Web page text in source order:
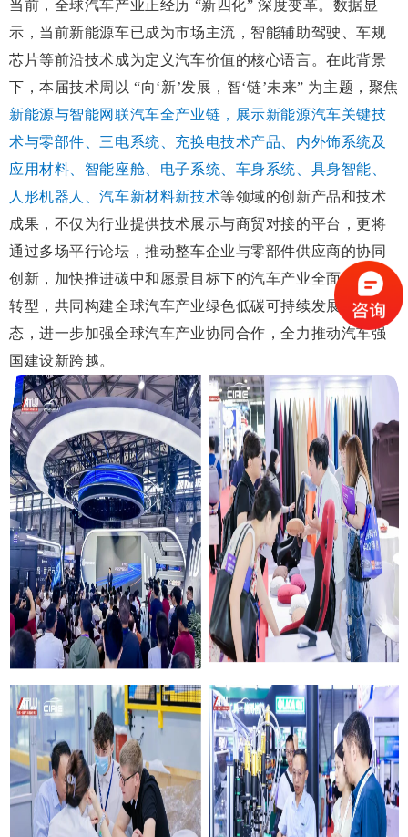
当前，全球汽车产业正经历 “新四化” 深度变革。数据显
示，当前新能源车已成为市场主流，智能辅助驾驶、车规
芯片等前沿技术成为定义汽车价值的核心语言。在此背景
下，本届技术周以 “向‘新’发展，智‘链’未来” 为主题，聚焦
新能源与智能网联汽车全产业链，展示新能源汽车关键技
术与零部件、三电系统、充换电技术产品、内外饰系统及
应用材料、智能座舱、电子系统、车身系统、具身智能、
人形机器人、汽车新材料新技术等领域的创新产品和技术
成果，不仅为行业提供技术展示与商贸对接的平台，更将
通过多场平行论坛，推动整车企业与零部件供应商的协同
创新，加快推进碳中和愿景目标下的汽车产业全面电动化
转型，共同构建全球汽车产业绿色低碳可持续发展新生
态，进一步加强全球汽车产业协同合作，全力推动汽车强
国建设新跨越。